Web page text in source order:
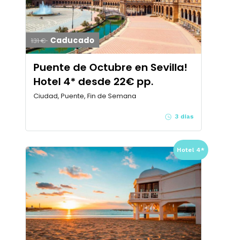
131 € Caducado
Puente de Octubre en Sevilla!
Hotel 4* desde 22€ pp.
Ciudad, Puente, Fin de Semana
3 días
Hotel 4*